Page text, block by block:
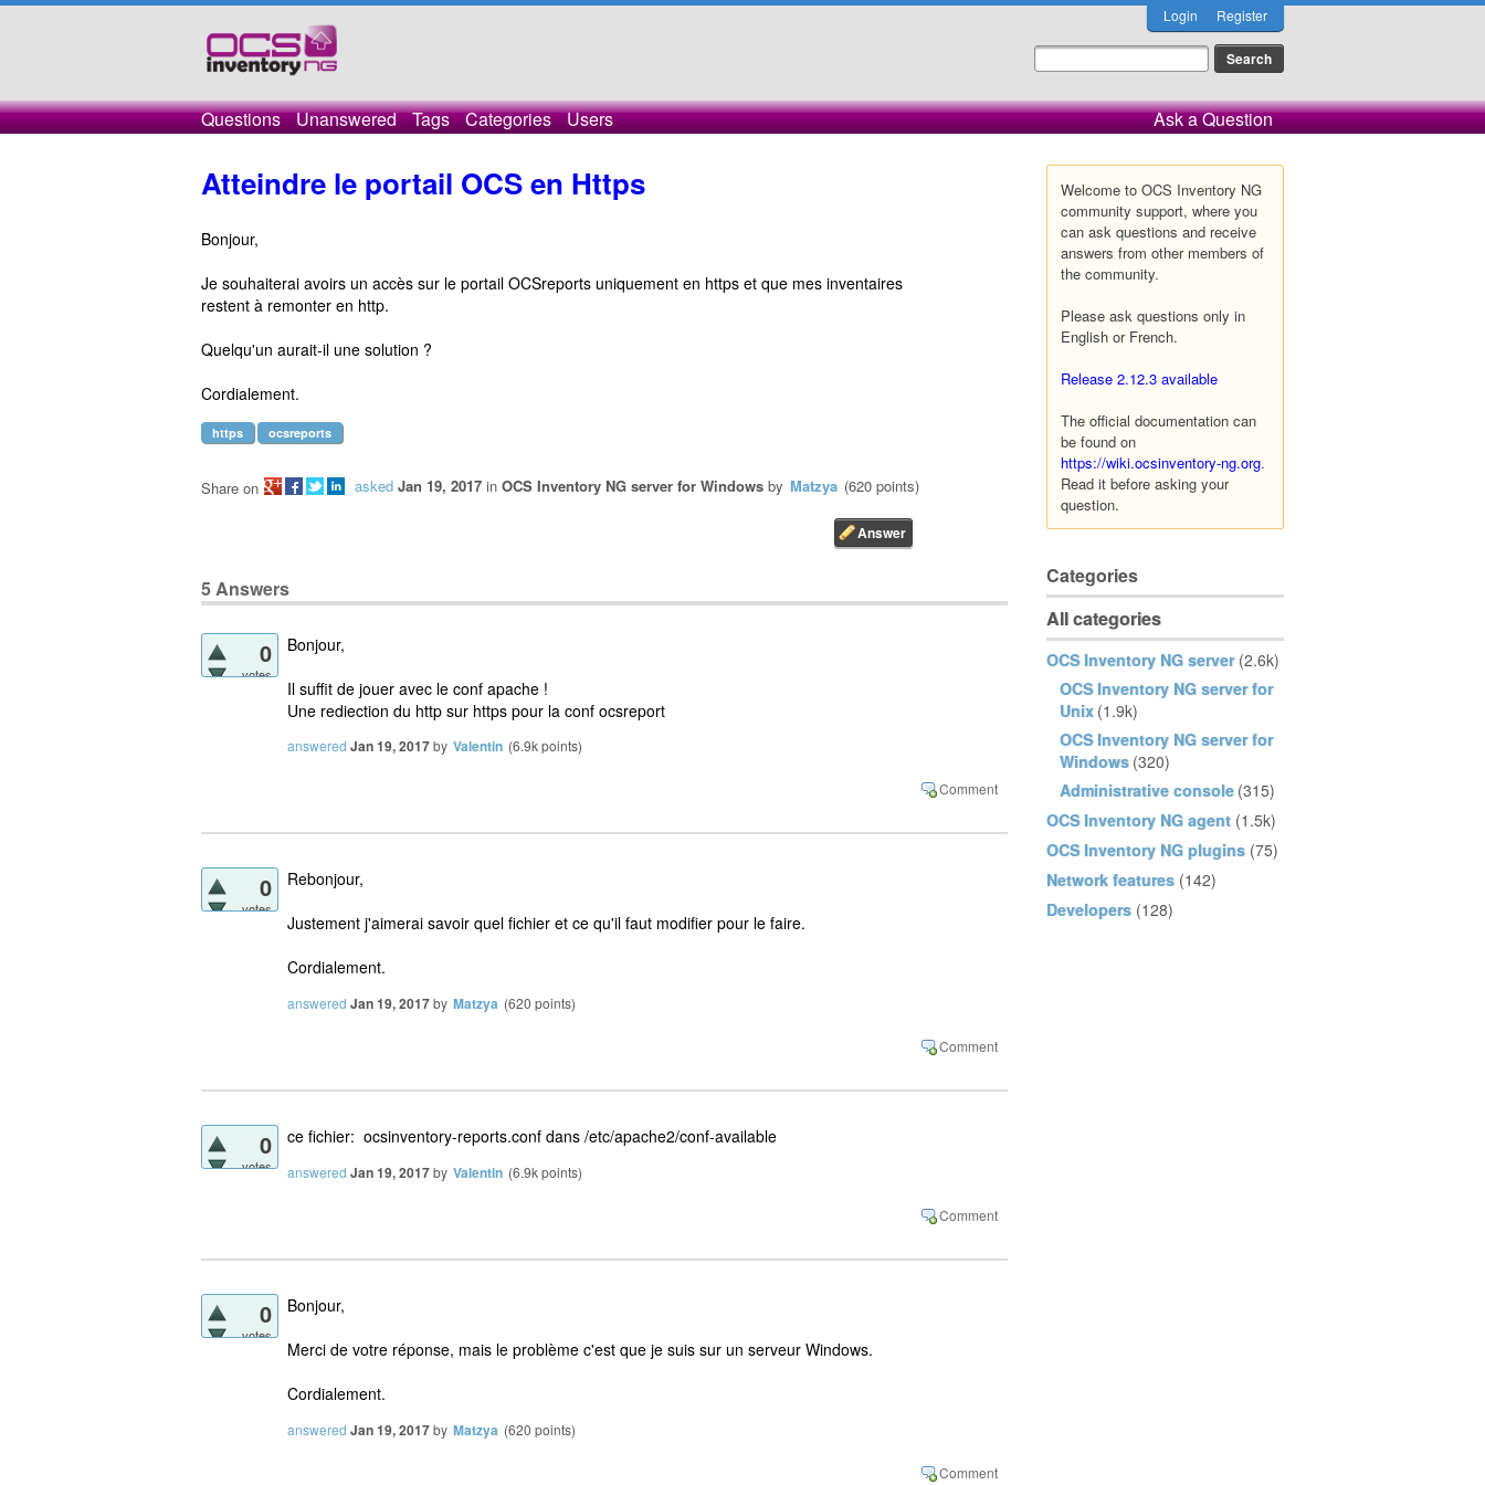
Login Register
Questions Unanswered Tags Categories Users Ask a Question
Welcome to OCS Inventory NG
community support, where you
can ask questions and receive
answers from other members of
the community.
Please ask questions only in
English or French.
Release 2.12.3 available
The official documentation can
be found on
https://wiki.ocsinventory-ng.org.
Read it before asking your
question.
Categories
All categories
OCS Inventory NG server (2.6k)
OCS Inventory NG server for
Unix (1.9k)
OCS Inventory NG server for
Windows (320)
Administrative console (315)
OCS Inventory NG agent (1.5k)
OCS Inventory NG plugins (75)
Network features (142)
Developers (128)
Atteindre le portail OCS en Https
Bonjour,
Je souhaiterai avoirs un accès sur le portail OCSreports uniquement en https et que mes inventaires
restent à remonter en http.
Quelqu'un aurait-il une solution ?
Cordialement.
https ocsreports
asked Jan 19, 2017 in OCS Inventory NG server for Windows by Matzya (620 points)
Share on
5Answers
0
votes
Bonjour,
Il suffit de jouer avec le conf apache !
Une rediection du http sur https pour la conf ocsreport
answered Jan 19, 2017by Valentin (6.9kpoints)
0
votes
Rebonjour,
Justement j'aimerai savoir quel fichier et ce qu'il faut modifier pour le faire.
Cordialement.
answered Jan 19, 2017by Matzya (620 points)
0
votes
ce fichier: ocsinventory-reports.conf dans /etc/apache2/conf-available
answered Jan 19, 2017by Valentin (6.9kpoints)
0
votes
Bonjour,
Merci de votre réponse, mais le problème c'est que je suis sur un serveur Windows.
Cordialement.
answered Jan 19, 2017by Matzya (620 points)